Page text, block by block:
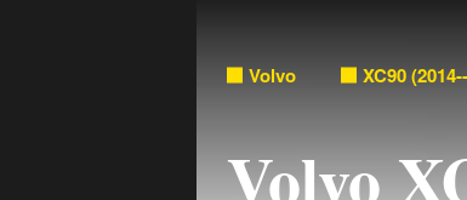
Volvo XC90
Volvo